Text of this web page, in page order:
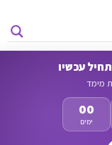
מימד
00
ימים